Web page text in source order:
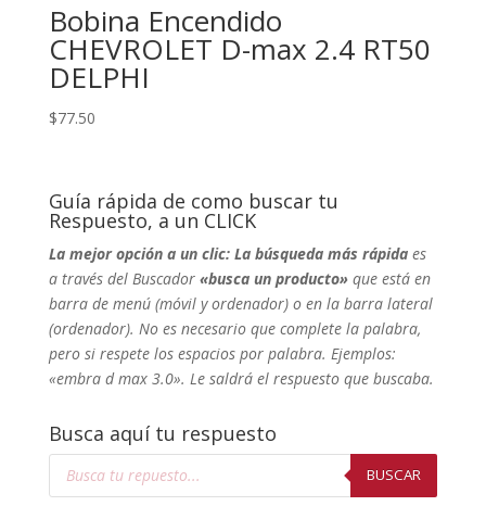
Bobina Encendido
CHEVROLET D-max 2.4 RT50
DELPHI
$77.50
Guía rápida de como buscar tu
Respuesto, a un CLICK
La mejor opción a un clic: La búsqueda más rápida es
a través del Buscador«busca un producto»que está en
barra de menú (móvil y ordenador) o en la barra lateral
(ordenador). Noes necesario que complete la palabra,
pero si respete los espacios por palabra. Ejemplos:
«embra d max 3.0». Le saldrá el respuesto que buscaba.
Busca aquí tu respuesto
Búsqueda
BUSCAR